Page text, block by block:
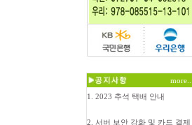
more...
1. 2023 추석 택배 안내
2. 서버 보안 강화 및 카드 결제